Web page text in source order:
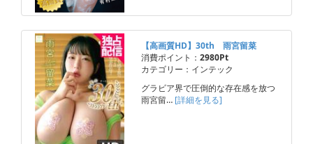
【高画質HD】30th 雨宮留菜
消費ポイント： 2980Pt
カテゴリー：インテック
グラビア界で圧倒的な存在感を放つ
雨宮留… [詳細を見る]